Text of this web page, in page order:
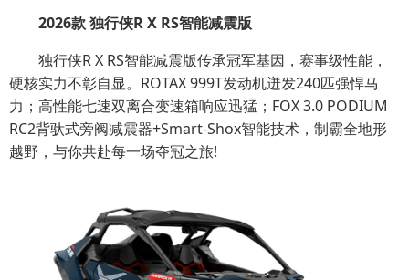
2026款 独行侠R X RS智能减震版
独行侠R X RS智能减震版传承冠军基因，赛事级性能，
硬核实力不彰自显。ROTAX 999T发动机迸发240匹强悍马
力；高性能七速双离合变速箱响应迅猛；FOX 3.0 PODIUM
RC2背驮式旁阀减震器+Smart-Shox智能技术，制霸全地形
越野，与你共赴每一场夺冠之旅!